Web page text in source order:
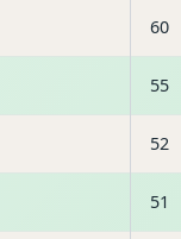
60
55
52
51